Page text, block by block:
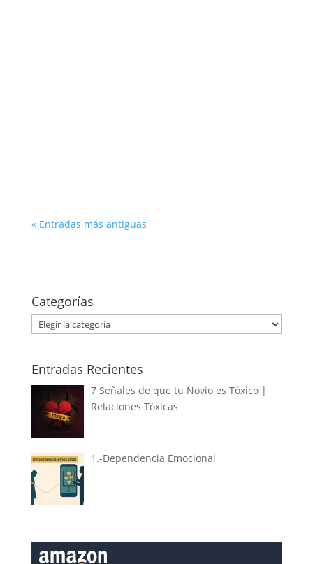
« Entradas más antiguas
Categorías
Categorías
Entradas Recientes
7 Señales de que tu Novio es Tóxico |
Relaciones Tóxicas
1.-Dependencia Emocional